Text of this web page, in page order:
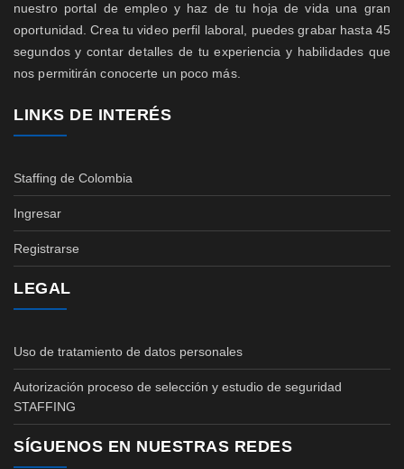
nuestro portal de empleo y haz de tu hoja de vida una gran
oportunidad. Crea tu video perfil laboral, puedes grabar hasta 45
segundos y contar detalles de tu experiencia y habilidades que
nos permitirán conocerte un poco más.
LINKS DE INTERÉS
Staffing de Colombia
Ingresar
Registrarse
LEGAL
Uso de tratamiento de datos personales
Autorización proceso de selección y estudio de seguridad
STAFFING
SÍGUENOS EN NUESTRAS REDES